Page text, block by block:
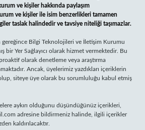
ve kişiler hakkında paylaşım
ve kişiler ile isim benzerlikleri tamamen
taslak halindedir ve tavsiye niteliği taşımazlar.
gereğince Bilgi Teknolojileri ve İletişim Kurumu
bir Yer Sağlayıcı olarak hizmet vermektedir. Bu
olarak denetleme veya araştırma
Ancak, üyelerimiz yazdıkları içeriklerin
siteye üye olarak bu sorumluluğu kabul etmiş
aykırı olduğunu düşündüğünüz içerikleri,
adresine bildirmeniz halinde, ilgili içerikler
kaldırılacaktır.